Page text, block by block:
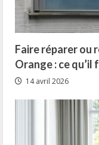
Faire réparer ou
Orange : ce
14 avril 2026